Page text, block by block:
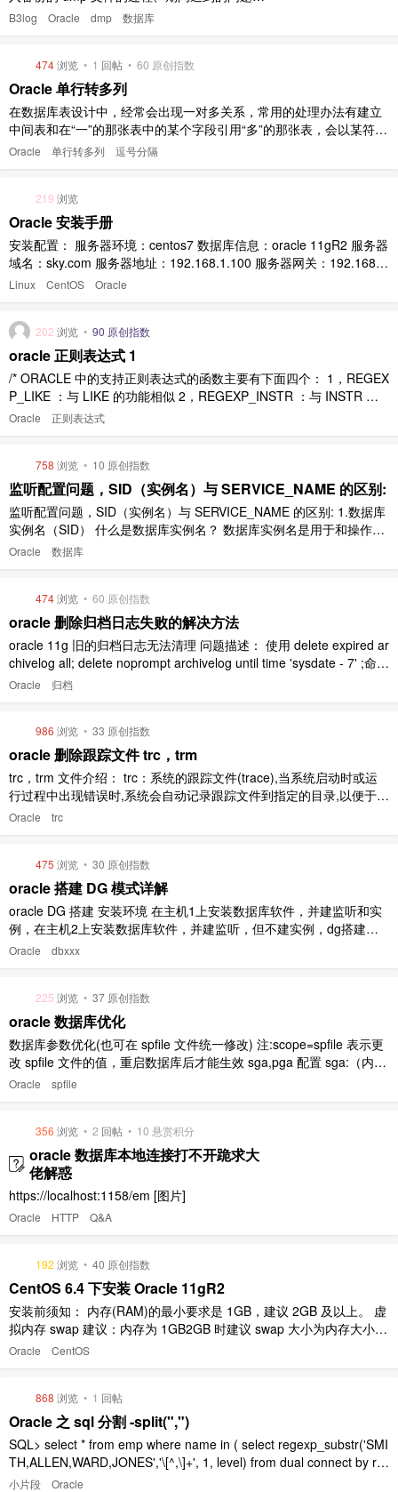
及对应的解决方法。大多数内容都是百度边查边
导入的数据库服务器上 创建新用户 a. 创建用
户： create user l ..
B3log Oracle dmp 数据库
474浏览 • 1 回帖 • 60 原创指数
Oracle 单行转多列
在数据库表设计中，经常会出现一对多关系，常用的处理办法有建立
中间表和在“一”的那张表中的某个字段引用“多”的那张表，会以某符号
分隔存储在表中。 但是在实际运用的过程中可能会用到分隔符引用的
式。 ..
Oracle 单行转多列 逗号分隔
219 浏览
Oracle 安装手册
安装配置： 服务器环境：centos7 数据库信息：oracle 11gR2 服务器
域名：sky.com 服务器地址：192.168.1.100 服务器网关：192.168.
1.254 服务器 HOSTNAME: sky.com 1.安装需要的安装包 ># sudo yu
Linux CentOS Oracle
202 浏览 • 90 原创指数
oracle 正则表达式 1
/* ORACLE 中的支持正则表达式的函数主要有下面四个： 1，REGEX
P_LIKE ：与 LIKE 的功能相似 2，REGEXP_INSTR ：与 INSTR 的
功能相似 3，REGEXP_SUBSTR ：与 SUBSTR 的功能相似 4，REG
Oracle 正则表达式
758 浏览 • 10 原创指数
监听配置问题，SID（实例名）与 SERVICE_NAME 的区别:
监听配置问题，SID（实例名）与 SERVICE_NAME 的区别: 1.数据库
实例名（SID） 什么是数据库实例名？ 数据库实例名是用于和操作系
统进行联系的标识，就是说数据库和操作系统之间的交互用的是数据
Oracle 数据库
474浏览 • 60 原创指数
oracle 删除归档日志失败的解决方法
oracle 11g 旧的归档日志无法清理 问题描述： 使用 delete expired ar
chivelog all; delete noprompt archivelog until time 'sysdate - 7' ;命令
脚本定时执行自动删除 7 天以前的归档日志，发现归档日志文件夹还
Oracle 归档
986 浏览 • 33 原创指数
oracle 删除跟踪文件 trc，trm
trc，trm 文件介绍： trc：系统的跟踪文件(trace),当系统启动时或运
行过程中出现错误时,系统会自动记录跟踪文件到指定的目录,以便于检
查,这些文件需定期维护删除。 trm：伴随着.trc 文件产生，一个.trm
Oracle trc
475 浏览 • 30 原创指数
oracle 搭建 DG 模式详解
oracle DG 搭建 安装环境 在主机1上安装数据库软件，并建监听和实
例，在主机2上安装数据库软件，并建监听，但不建实例，dg搭建之
后数据会同步过去。 [图片][图片] ** 数据库参数优化(也可在spfile文件
Oracle dbxxx
225 浏览 • 37 原创指数
oracle 数据库优化
数据库参数优化(也可在 spfile 文件统一修改) 注:scope=spfile 表示更
改 spfile 文件的值，重启数据库后才能生效 sga,pga 配置 sga:（内存
大小*80%）*80% = 128G * 80% * 80% = 82G； pga:（内存大小*8
Oracle spfile
356 浏览 • 2 回帖 • 10 悬赏积分
oracle 数据库本地连接打不开跪求大
佬解惑
https://localhost:1158/em [图片]
Oracle HTTP Q&A
192 浏览 • 40 原创指数
CentOS 6.4 下安装 Oracle 11gR2
安装前须知： 内存(RAM)的最小要求是 1GB，建议 2GB 及以上。 虚
拟内存 swap 建议：内存为 1GB2GB 时建议 swap 大小为内存大小的
1.5 倍；内存为 2GB16GB 时建议 swap 大小为内存的大小；内存超
Oracle CentOS
868 浏览 • 1 回帖
Oracle 之 sql 分割 -split(",")
SQL> select * from emp where name in ( select regexp_substr('SMI
TH,ALLEN,WARD,JONES','\[^,\]+', 1, level) from dual connect by re
gexp_substr('SMITH,ALLEN,WAR ..
小片段 Oracle